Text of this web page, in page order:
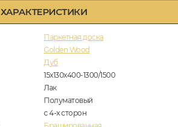
ХАРАКТЕРИСТИКИ
Паркетная доска
Golden Wood
Дуб
15х130х400-1300/1500
Лак
Полуматовый
с 4-х сторон